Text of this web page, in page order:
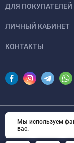
ДЛЯ ПОКУПАТЕЛЕЙ
ЛИЧНЫЙ КАБИНЕТ
КОНТАКТЫ
©
Мы используем
вас.